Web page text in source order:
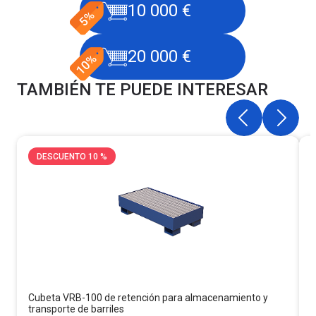
10 000 €
20 000 €
TAMBIÉN TE PUEDE INTERESAR
DESCUENTO 10 %
Cubeta VRB-100 de retención para almacenamiento y
transporte de barriles